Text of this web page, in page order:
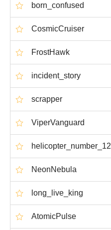
born_confused
CosmicCruiser
FrostHawk
incident_story
scrapper
ViperVanguard
helicopter_number_12
NeonNebula
long_live_king
AtomicPulse